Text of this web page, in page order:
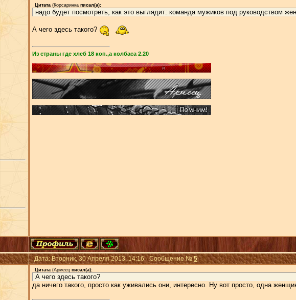
Цитата (Корсаринка писал(а):
надо будет посмотреть, как это выглядит: команда мужиков под руководством
А чего здесь такого?
Из страны где хлеб 18 коп.,а колбаса 2.20
Дата: Вторник, 30 Апреля 2013, 14:16 · Сообщение №5
Цитата (Армеец писал(а):
А чего здесь такого?
да ничего такого, просто как уживались они, интересно. Ну вот просто, одна